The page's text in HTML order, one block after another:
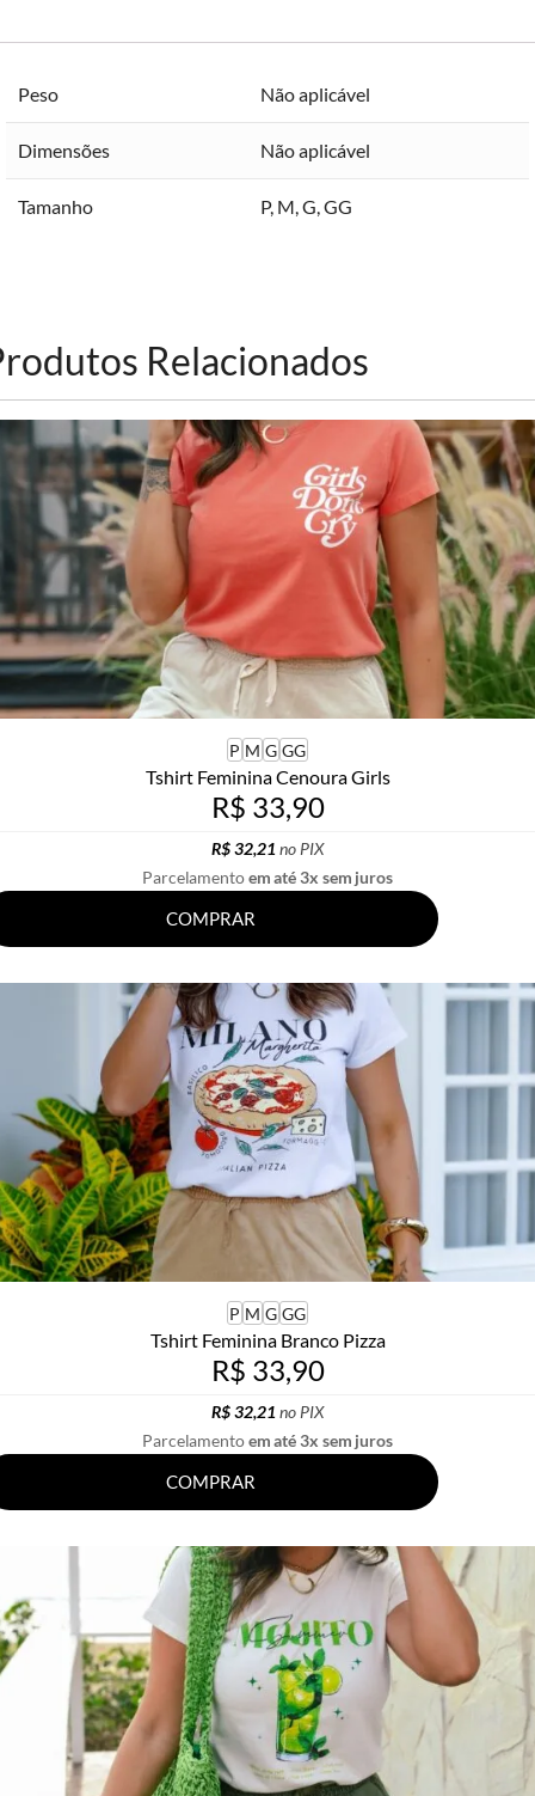
Peso Não aplicável
Dimensões Não aplicável
Tamanho P, M,G,GG
Relacionados
P M G GG
Tshirt Feminina Cenoura Girls
R$ 33,90
R$ 32,21 no PIX
Parcelamentoem até 3x sem juros
COMPRAR
P M G GG
Tshirt Feminina Branco Pizza
R$ 33,90
R$ 32,21 no PIX
Parcelamentoem até 3x sem juros
COMPRAR